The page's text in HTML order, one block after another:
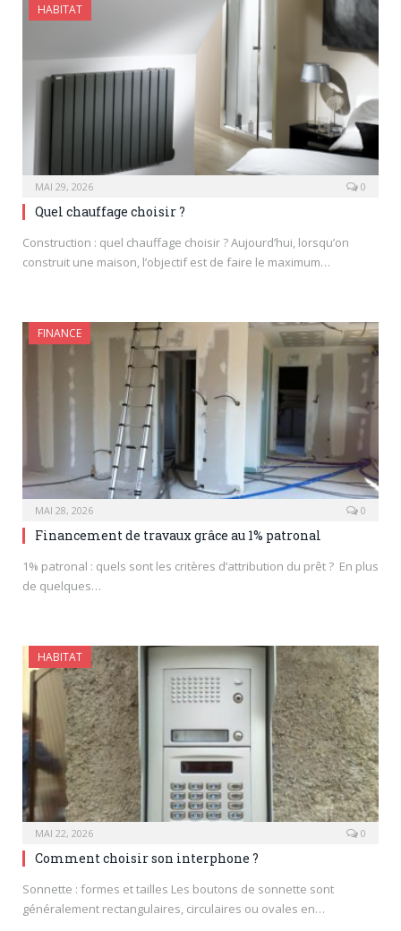
HABITAT
MAI 29, 2026 0
Quel chauffage choisir ?
Construction : quel chauffage choisir ? Aujourd’hui, lorsqu’on
construit une maison, l’objectif est de faire le maximum…
FINANCE
MAI 28, 2026 0
Financement de travaux grâce au 1% patronal
1% patronal : quels sont les critères d’attribution du prêt ? En plus
de quelques…
HABITAT
MAI 22, 2026 0
Comment choisir son interphone ?
Sonnette : formes et tailles Les boutons de sonnette sont
généralement rectangulaires, circulaires ou ovales en…